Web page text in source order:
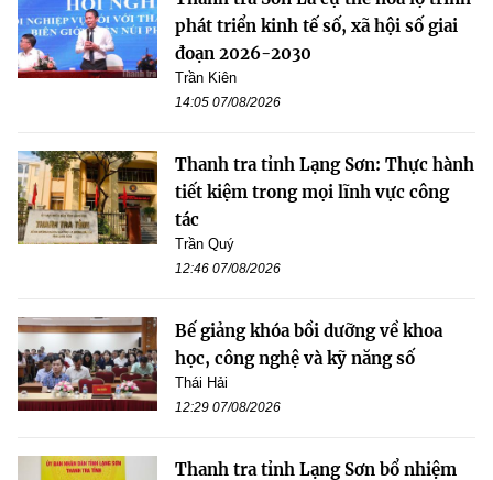
phát triển kinh tế số, xã hội số giai
đoạn 2026-2030
Trần Kiên
14:05 07/08/2026
Thanh tra tỉnh Lạng Sơn: Thực hành
tiết kiệm trong mọi lĩnh vực công
tác
Trần Quý
12:46 07/08/2026
Bế giảng khóa bồi dưỡng về khoa
học, công nghệ và kỹ năng số
Thái Hải
12:29 07/08/2026
Thanh tra tỉnh Lạng Sơn bổ nhiệm